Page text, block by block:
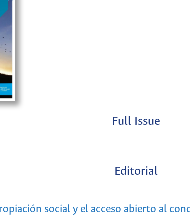
Full Issue
Editorial
social y el acceso abierto al